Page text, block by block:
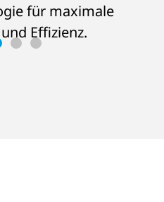
für maximale
Effizienz.